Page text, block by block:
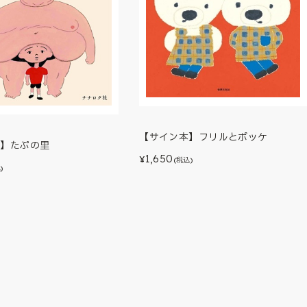
たぷの里
【サイン本】フリルとポッケ
¥1,650 (税込)